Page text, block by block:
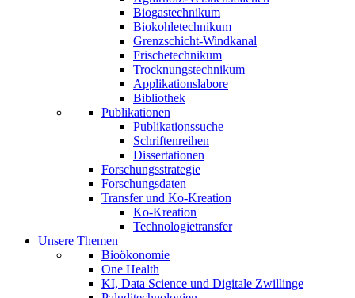
Biogastechnikum
Biokohletechnikum
Grenzschicht-Windkanal
Frischetechnikum
Trocknungstechnikum
Applikationslabore
Bibliothek
Publikationen
Publikationssuche
Schriftenreihen
Dissertationen
Forschungsstrategie
Forschungsdaten
Transfer und Ko-Kreation
Ko-Kreation
Technologietransfer
Unsere Themen
Bioökonomie
One Health
KI, Data Science und Digitale Zwillinge